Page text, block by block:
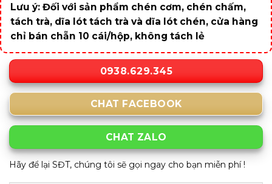
Lưu ý: Đối với sản phẩm chén cơm, chén chấm,
tách trà, dĩa lót tách trà và dĩa lót chén, cửa hàng
chỉ bán chẵn 10 cái/hộp, không tách lẻ
0938.629.345
CHAT FACEBOOK
CHAT ZALO
Hãy để lại SĐT, chúng tôi sẽ gọi ngay cho bạn miễn phí !